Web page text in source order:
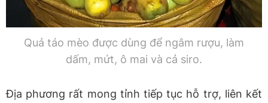
Quả táo mèo được dùng để ngâm rượu, làm
dấm, mứt, ô mai và cả siro.
Địa phương rất mong tỉnh tiếp tục hỗ trợ, liên kết